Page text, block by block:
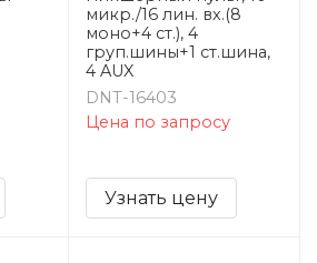
микр./16 лин. вх.(8
моно+4 ст.), 4
груп.шины+1 ст.шина,
4 AUX
DNT-16403
Цена по запросу
Узнать цену